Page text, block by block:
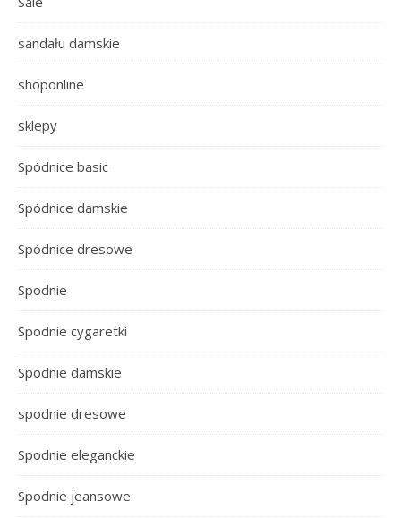
sandału damskie
shoponline
sklepy
Spódnice basic
Spódnice damskie
Spódnice dresowe
Spodnie
Spodnie cygaretki
Spodnie damskie
spodnie dresowe
Spodnie eleganckie
Spodnie jeansowe